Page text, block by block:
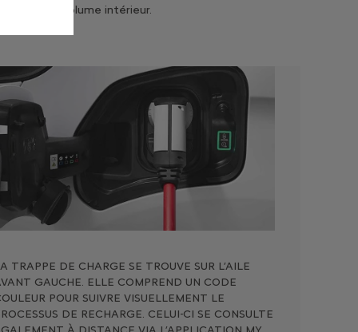
et son volume intérieur.
TRAPPE DE CHARGE SE TROUVE SUR L’AILE
GAUCHE. ELLE COMPREND UN CODE
POUR SUIVRE VISUELLEMENT LE
DE RECHARGE. CELUI-CI SE CONSULTE